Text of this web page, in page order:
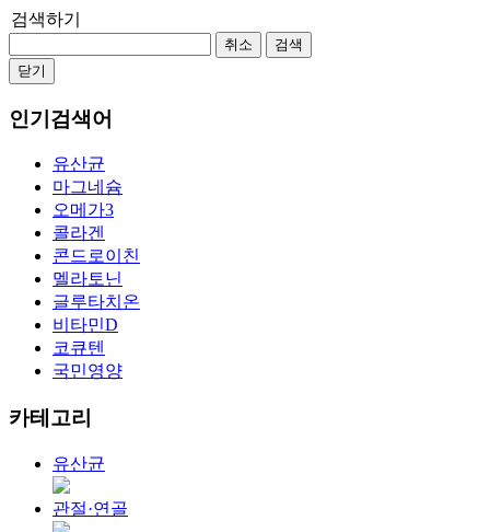
검색하기
취소
검색
닫기
인기검색어
유산균
마그네슘
오메가3
콜라겐
콘드로이친
멜라토닌
글루타치온
비타민D
코큐텐
국민영양
카테고리
유산균
관절·연골